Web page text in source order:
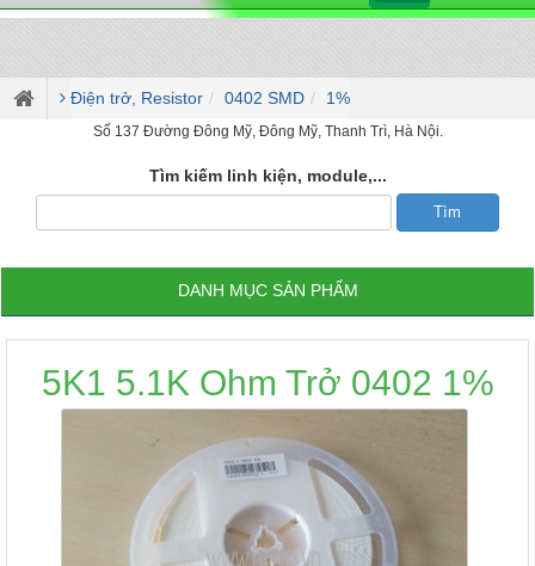
Điện trở, Resistor 0402 SMD 1%
Số 137 Đường Đông Mỹ, Đông Mỹ, Thanh Trì, Hà Nội.
Tìm kiếm linh kiện, module,...
DANH MỤC SẢN PHẨM
5K1 5.1K Ohm Trở 0402 1%